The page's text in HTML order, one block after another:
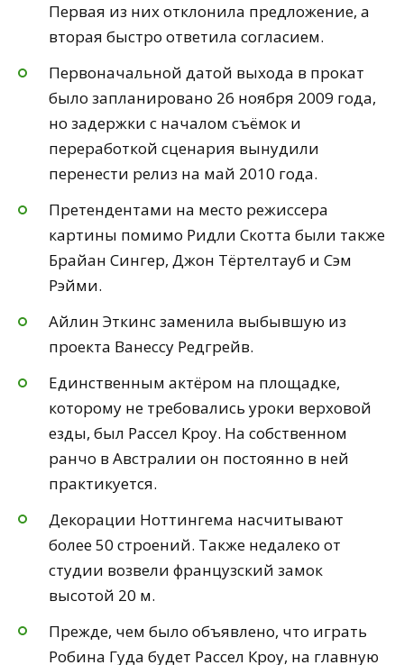
Первая из них отклонила предложение, а
вторая быстро ответила согласием.
Первоначальной датой выхода в прокат
было запланировано 26 ноября 2009 года,
но задержки с началом съёмок и
переработкой сценария вынудили
перенести релиз на май 2010 года.
Претендентами на место режиссера
картины помимо Ридли Скотта были также
Брайан Сингер, Джон Тёртелтауб и Сэм
Рэйми.
Айлин Эткинс заменила выбывшую из
проекта Ванессу Редгрейв.
Единственным актёром на площадке,
которому не требовались уроки верховой
езды, был Рассел Кроу. На собственном
ранчо в Австралии он постоянно в ней
практикуется.
Декорации Ноттингема насчитывают
более 50 строений. Также недалеко от
студии возвели французский замок
высотой 20 м.
Прежде, чем было объявлено, что играть
Робина Гуда будет Рассел Кроу, на главную